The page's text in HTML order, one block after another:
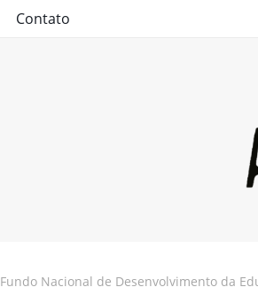
Contato
Fundo Nacional de Desenvolvimento da